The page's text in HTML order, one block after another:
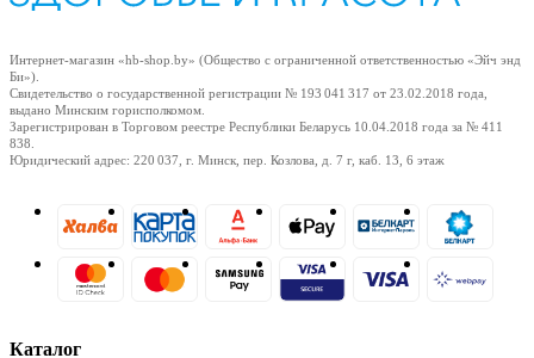
Интернет-магазин «hb-shop.by» (Общество с ограниченной ответственностью «Эйч энд
Би»).
Свидетельство о государственной регистрации № 193 041 317 от 23.02.2018 года,
выдано Минским горисполкомом.
Зарегистрирован в Торговом реестре Республики Беларусь 10.04.2018 года за № 411
838.
Юридический адрес: 220 037, г. Минск, пер. Козлова, д. 7 г, каб. 13, 6 этаж
Каталог